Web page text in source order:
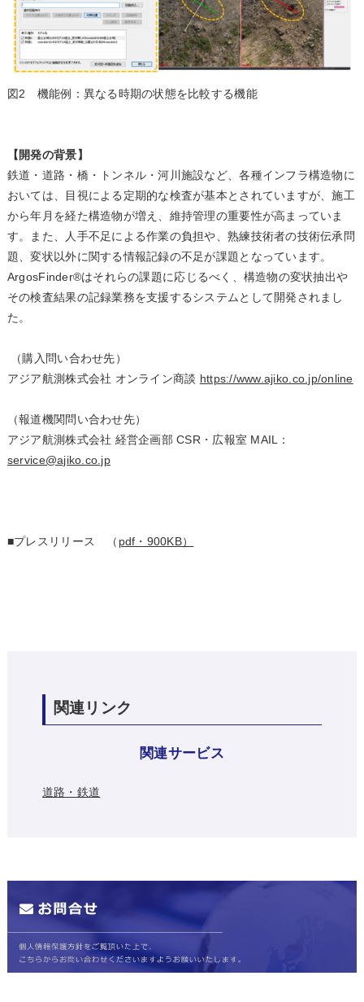
図2 機能例：異なる時期の状態を比較する機能
【開発の背景】
鉄道・道路・橋・トンネル・河川施設など、各種インフラ構造物に
おいては、目視による定期的な検査が基本とされていますが、施工
から年月を経た構造物が増え、維持管理の重要性が高まっていま
す。また、人手不足による作業の負担や、熟練技術者の技術伝承問
題、変状以外に関する情報記録の不足が課題となっています。
ArgosFinder®はそれらの課題に応じるべく、構造物の変状抽出や
その検査結果の記録業務を支援するシステムとして開発されまし
た。
（購入問い合わせ先）
アジア航測株式会社 オンライン商談 https://www.ajiko.co.jp/online
（報道機関問い合わせ先）
アジア航測株式会社 経営企画部 CSR・広報室 MAIL：
service@ajiko.co.jp
■プレスリリース （ pdf・900KB）
関連リンク
関連サービス
道路・鉄道